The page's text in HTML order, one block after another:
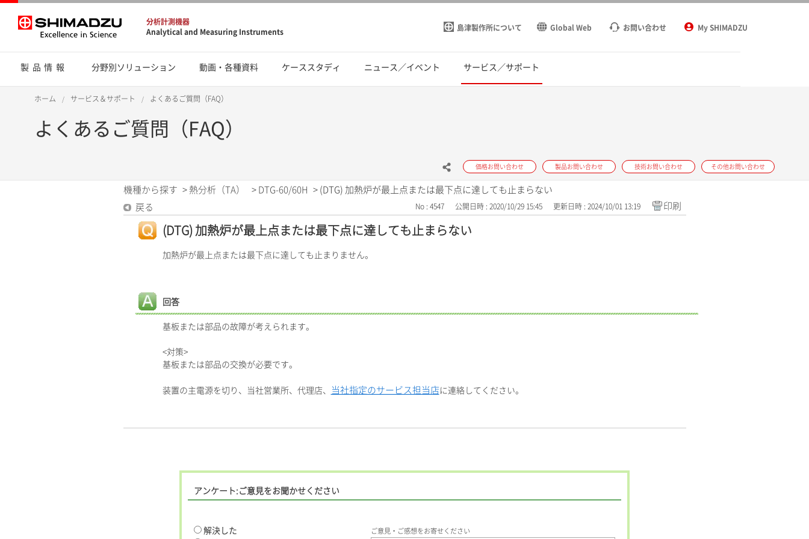
分析計測機器
Analytical and Measuring Instruments
島津製作所について Global Web お問い合わせ My SHIMADZU
製品情報 分野別ソリューション 動画・各種資料 ケーススタディ ニュース／イベント サービス／サポート
ホーム サービス＆サポート よくあるご質問（FAQ）
よくあるご質問（FAQ）
価格お問い合わせ 製品お問い合わせ 技術お問い合わせ その他お問い合わせ
機種から探す > 熱分析（TA） > DTG-60/60H > (DTG) 加熱炉が最上点または最下点に達しても止まらない
戻る
No : 4547 公開日時 : 2020/10/29 15:45 更新日時 : 2024/10/01 13:19 印刷
(DTG) 加熱炉が最上点または最下点に達しても止まらない
加熱炉が最上点または最下点に達しても止まりません。
回答
基板または部品の故障が考えられます。
<対策>
基板または部品の交換が必要です。
装置の主電源を切り、当社営業所、代理店、 当社指定のサービス担当店に連絡してください。
アンケート:ご意見をお聞かせください
解決した
ご意見・ご感想をお寄せください